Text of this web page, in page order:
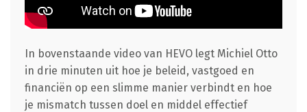
In bovenstaande video van HEVO legt Michiel Otto
in drie minuten uit hoe je beleid, vastgoed en
financiën op een slimme manier verbindt en hoe
je mismatch tussen doel en middel effectief